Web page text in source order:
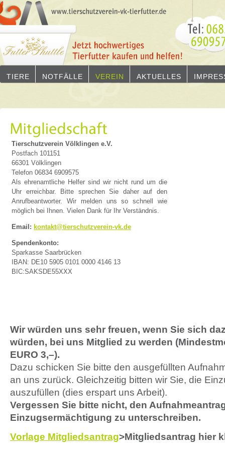
TIERE NOTFÄLLE VEREIN AKTUELLES
Tierschutzverein Völklingen e.V.
Postfach 101151
66301 Völklingen
Telefon 06834 6909575
Als ehrenamtliche Helfer sind wir nicht rund um die
Uhr erreichbar. Bitte sprechen Sie daher auf den
Anrufbeantworter. Wir melden uns so schnell wie
möglich bei Ihnen. Vielen Dank für Ihr Verständnis.
Email: kontakt@tierschutzverein-vk.de
Spendenkonto:
Sparkasse Saarbrücken
IBAN: DE10 5905 0101 0000 4146 13
BIC:SAKSDE55XXX
Wir würden uns sehr freuen, wenn Sie sich
würden, bei uns Mitglied zu werden
EURO 3,–).
Dazu schicken Sie bitte den ausgefüllten
an uns zurück. Gleichzeitig bitten wir Sie, die
auszufüllen (dies erspart uns Arbeit).
Vergessen Sie bitte nicht, den
Einzugsermächtigung zu unterschreiben.
Vorlage Mitgliedsantrag>Mitgliedsantrag hier